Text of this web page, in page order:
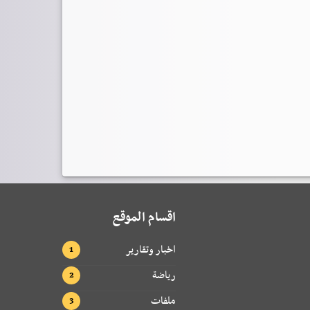
اقسام الموقع
اخبار وتقارير
رياضة
ملفات